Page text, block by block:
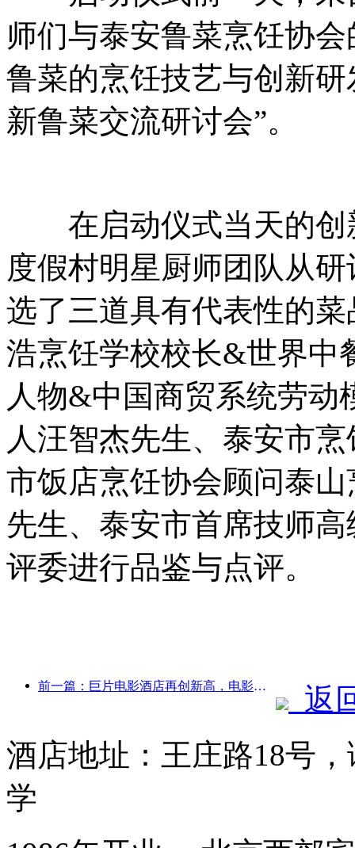
师们与泰安鲁菜烹饪协
鲁菜的烹饪技艺与创新
新鲁菜交流研讨会”。
在启动仪式当天的创
度假村明星厨师团队从
选了三道具有代表性的
浩烹饪学校校长&世界中
人物&中国商贸系统劳
人汪智杰先生、泰安市
市饭店烹饪协会顾问泰
先生、泰安市首席技师
评委进行品鉴与点评。
前一篇：巨片电影酒店再创新高，电影主题酒店领域独占鳌头
返
酒店地址：王庄路18号
学